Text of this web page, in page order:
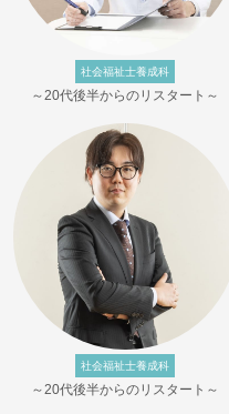
社会福祉士養成科
～20代後半からのリスタート～
社会福祉士養成科
～20代後半からのリスタート～